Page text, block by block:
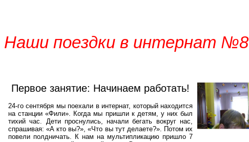
Наши поездки в интернат №8
Первое занятие: Начинаем работать!
24-го сентября мы поехали в интернат, который находится
на станции «Фили». Когда мы пришли к детям, у них был
тихий час. Дети проснулись, начали бегать вокруг нас,
спрашивая: «А кто вы?», «Что вы тут делаете?». Потом их
повели полдничать. К нам на мультипликацию пришло 7